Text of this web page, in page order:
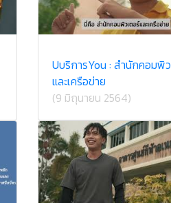
U​บริการ​You : สำนักคอม​พิ
และ​เครือข่าย
(9 มิถุนายน 2564)